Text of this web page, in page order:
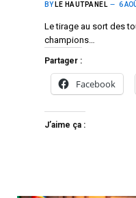
BY LE HAUTPANEL 6
Le tirage au sort des
champions…
Partager :
Facebook
J’aime ça :